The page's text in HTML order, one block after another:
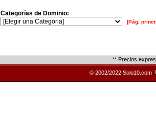
Categorías de Dominio:
[Pág.
** Precios
© 2002/2022 Solo10.com